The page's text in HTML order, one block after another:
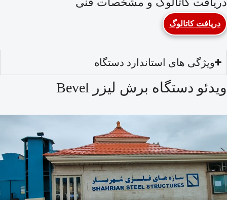
دریافت کاتالوگ
ویژگی های استاندارد دستگاه
ویدئو دستگاه برش لیزر Bevel